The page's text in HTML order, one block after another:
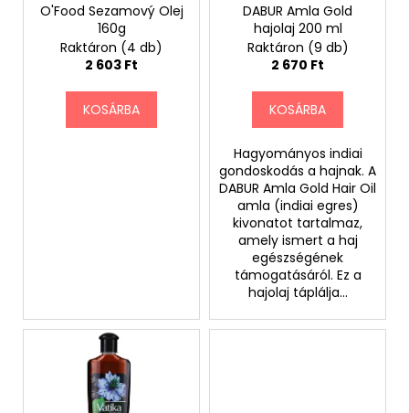
O'Food Sezamový Olej
160g
Raktáron (4 db)
2 603 Ft
KOSÁRBA
DABUR Amla Gold
hajolaj 200 ml
Raktáron (9 db)
2 670 Ft
KOSÁRBA
Hagyományos indiai
gondoskodás a hajnak. A
DABUR Amla Gold Hair Oil
amla (indiai egres)
kivonatot tartalmaz,
amely ismert a haj
egészségének
támogatásáról. Ez a
hajolaj táplálja...